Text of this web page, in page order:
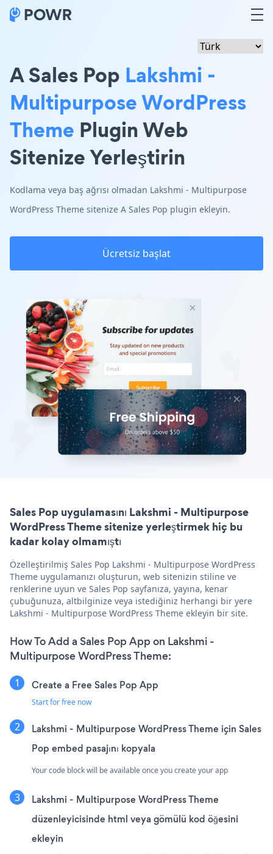
A Sales Pop Lakshmi -
Multipurpose WordPress
Theme Plugin Web
Sitenize Yerleştirin
Kodlama veya baş ağrısı olmadan Lakshmi - Multipurpose
WordPress Theme sitenize A Sales Pop plugin ekleyin.
Ücretsiz başlat
Sales Pop uygulamasını Lakshmi - Multipurpose
WordPress Theme sitenize yerleştirmek hiç bu
kadar kolay olmamıştı
Özelleştirilmiş Sales Pop Lakshmi - Multipurpose WordPress
Theme uygulamanızı oluşturun, web sitenizin stiline ve
renklerine uyun ve Sales Pop sayfanıza, yayına, kenar
çubuğunuza, altbilginize veya istediğiniz herhangi bir yere
Lakshmi - Multipurpose WordPress Theme ekleyin bir site.
How To Add a Sales Pop App on Lakshmi -
Multipurpose WordPress Theme:
Create a Free Sales Pop App
Start for free now
Lakshmi - Multipurpose WordPress Theme için Sales
Pop embed pasajını kopyala
Your code block will be available once you create your app
Lakshmi - Multipurpose WordPress Theme
düzenleyicisinde html veya gömülü kod öğesini
ekleyin